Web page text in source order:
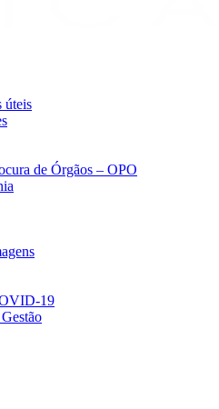
úteis
de Órgãos – OPO
19